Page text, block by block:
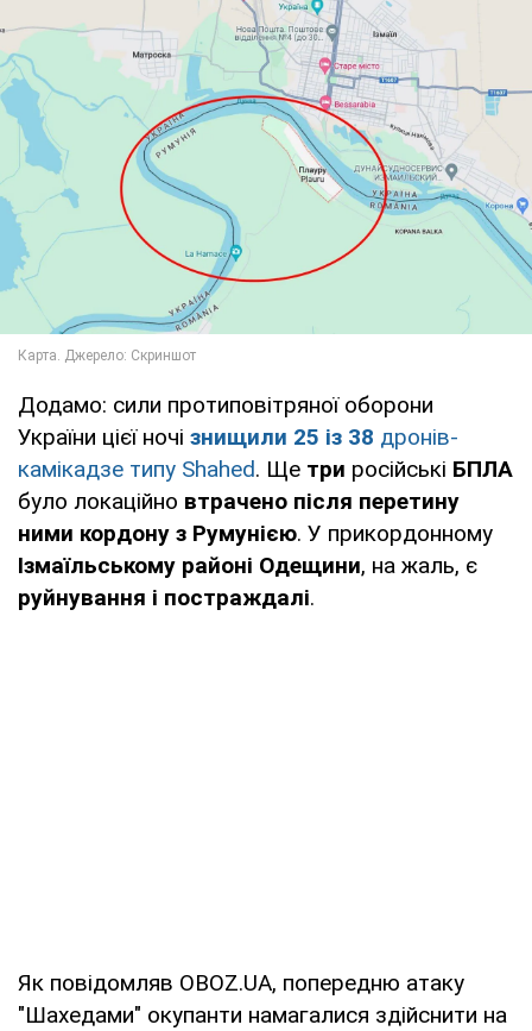
Додамо: сили протиповітряної оборони
України цієї ночі знищили 25 із 38 дронів-
камікадзе типу Shahed. Ще три російські БПЛА
було локаційно втрачено після перетину
ними кордону з Румунією. У прикордонному
Ізмаїльському районі Одещини, на жаль, є
руйнування і постраждалі.
Як повідомляв OBOZ.UA, попередню атаку
"Шахедами" окупанти намагалися здійснити на